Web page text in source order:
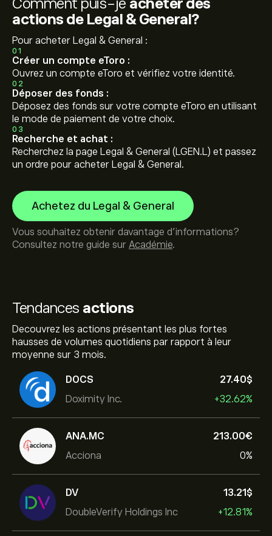
Tendances actions
Decouvrez les actions présentant les plus fortes
hausses de volumes quotidiens par rapport à leur
moyenne sur 3 mois.
DOCS
Doximity Inc.
27.40‎$‎
+32.62%
ANA.MC
Acciona
213.00‎€‎
0%
DV
DoubleVerify Holdings Inc
13.21‎$‎
+12.81%
Comment puis-je acheter des
actions de Legal & General?
Pour acheter Legal & General :
01
Créer un compte eToro :
Ouvrez un compte eToro et vérifiez votre identité.
02
Déposer des fonds :
Déposez des fonds sur votre compte eToro en utilisant
le mode de paiement de votre choix.
03
Recherche et achat :
Recherchez la page Legal & General (LGEN.L) et passez
un ordre pour acheter Legal & General.
Achetez du Legal & General
Vous souhaitez obtenir davantage d'informations?
Consultez notre guide sur Académie.